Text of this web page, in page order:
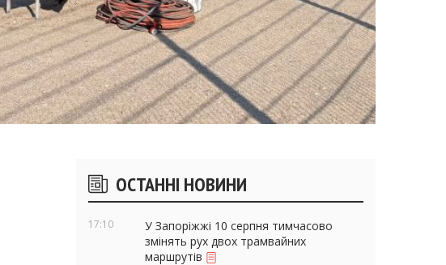
Бічні
віджети
ОСТАННІ НОВИНИ
17:10
У Запоріжжі 10 серпня тимчасово
змінять рух двох трамвайних
маршрутів